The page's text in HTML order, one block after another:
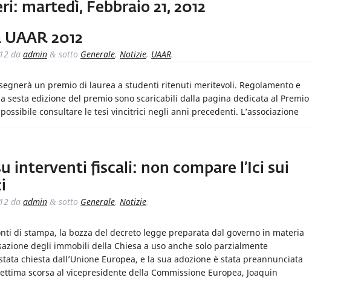
martedì, Febbraio 21, 2012
2012
da admin & sotto Generale, Notizie, UAAR.
un premio di laurea a studenti ritenuti meritevoli. Regolamento e
sesta edizione del premio sono scaricabili dalla pagina dedicata al Premio
consultare le tesi vincitrici negli anni precedenti. L’associazione
interventi fiscali: non compare l’Ici sui
da admin & sotto Generale, Notizie.
di stampa, la bozza del decreto legge preparata dal governo in materia
degli immobili della Chiesa a uso anche solo parzialmente
chiesta dall’Unione Europea, e la sua adozione è stata preannunciata
scorsa al vicepresidente della Commissione Europea, Joaquin